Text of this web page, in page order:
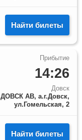
Найти билеты
14:26
Довск
ДОВСК АВ, а.г.Довск,
ул.Гомельская, 2
Найти билеты